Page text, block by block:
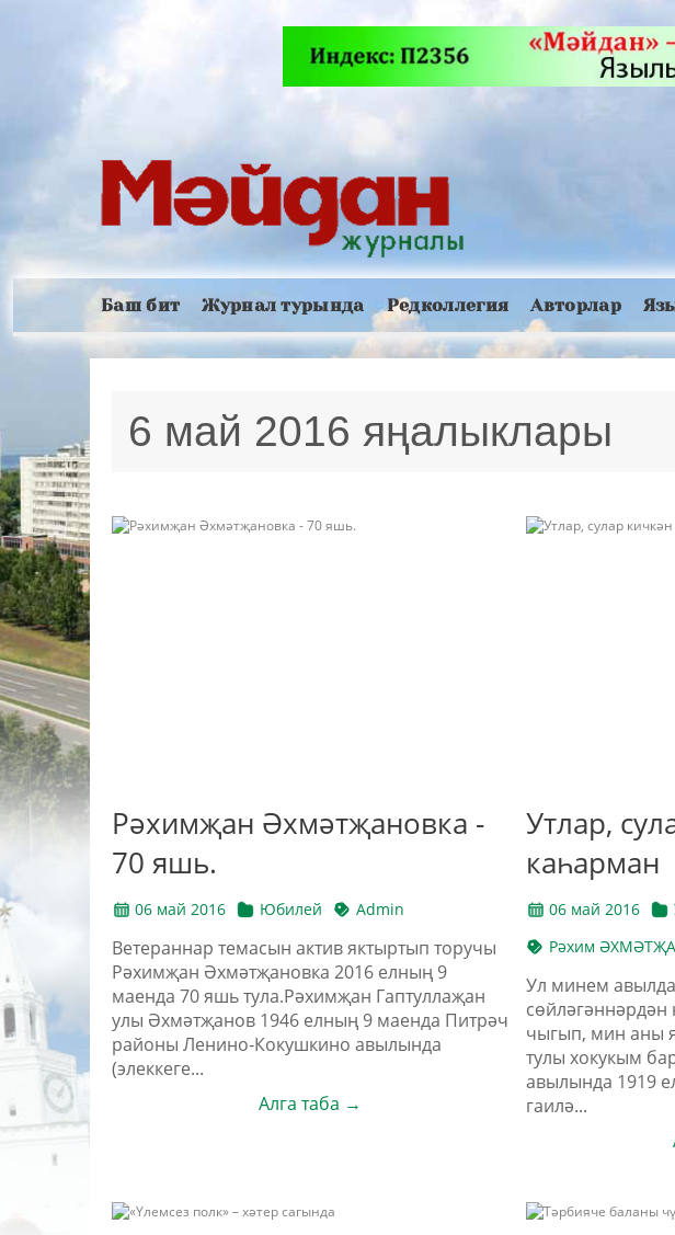
Баш бит Журнал турында Редколлегия Авторлар
6 май 2016 яңалыклары
Рәхимҗан Әхмәтҗановка -
70 яшь.
06 май 2016 Юбилей Admin
Ветераннар темасын актив яктыртып торучы
Рәхимҗан Әхмәтҗановка 2016 елның 9
маенда 70 яшь тула.Рәхимҗан Гаптуллаҗан
улы Әхмәтҗанов 1946 елның 9 маенда Питрәч
районы Ленино-Кокушкино авылында
(элеккеге...
Алга таба →
Утлар,
каһарман
06 май 2016
Рәхим
Ул минем
сөйләгәннәрдән
чыгып, мин аны
тулы хокукым
авылында 1919
гаилә...